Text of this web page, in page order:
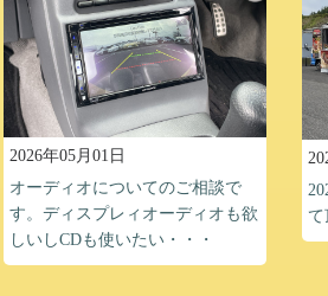
2026年05月01日
オーディオについてのご相談で
す。ディスプレィオーディオも欲
しいしCDも使いたい・・・